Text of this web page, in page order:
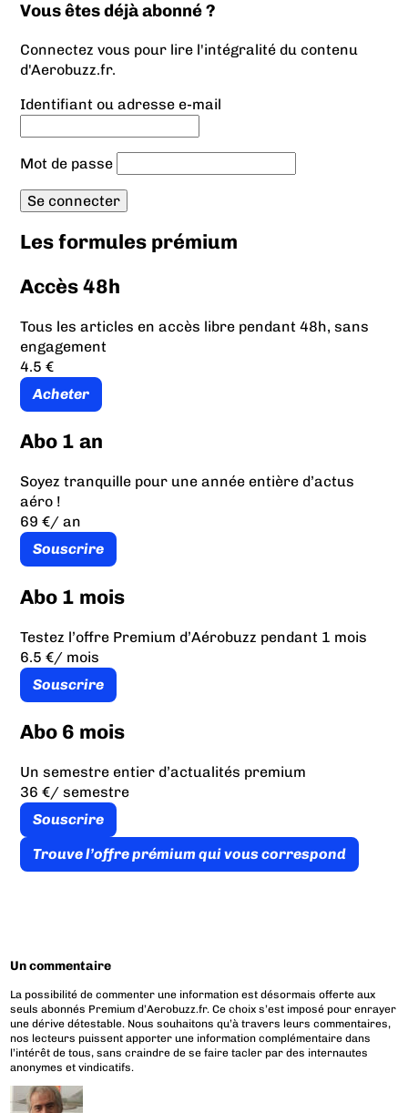
Vous êtes déjà abonné ?
Connectez vous pour lire l'intégralité du contenu
d'Aerobuzz.fr.
Identifiant ou adresse e-mail
Mot de passe
Les formules prémium
Accès 48h
Tous les articles en accès libre pendant 48h, sans
engagement
4.5 €
Acheter
Abo 1 an
Soyez tranquille pour une année entière d’actus
aéro !
69 €/ an
Souscrire
Abo 1 mois
Testez l’offre Premium d’Aérobuzz pendant 1 mois
6.5 €/ mois
Souscrire
Abo 6 mois
Un semestre entier d’actualités premium
36 €/ semestre
Souscrire
Trouve l’offre prémium qui vous correspond
Un commentaire
La possibilité de commenter une information est désormais offerte aux
seuls abonnés Premium d’Aerobuzz.fr. Ce choix s’est imposé pour enrayer
une dérive détestable. Nous souhaitons qu’à travers leurs commentaires,
nos lecteurs puissent apporter une information complémentaire dans
l’intérêt de tous, sans craindre de se faire tacler par des internautes
anonymes et vindicatifs.